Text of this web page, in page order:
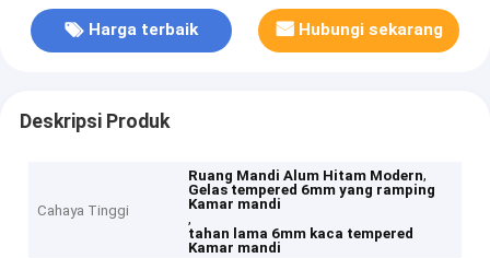
Harga terbaik Hubungi sekarang
Deskripsi Produk
Cahaya Tinggi
Ruang Mandi Alum Hitam Modern,
Gelas tempered 6mm yang ramping
Kamar mandi
,
tahan lama 6mm kaca tempered
Kamar mandi